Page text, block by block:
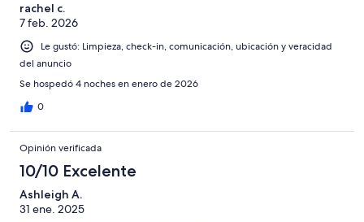
rachel c.
7 feb. 2026
Le gustó: Limpieza, check-in, comunicación, ubicación y veracidad
del anuncio
Se hospedó 4 noches en enero de 2026
0
Opinión verificada
10/10 Excelente
Ashleigh A.
31 ene. 2025